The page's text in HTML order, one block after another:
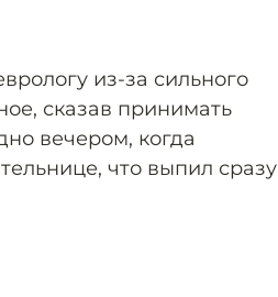
из-за сильного
сказав принимать
вечером, когда
что выпил сразу